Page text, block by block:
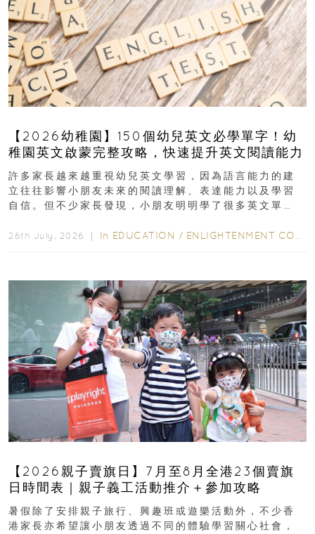
【2026幼稚園】150個幼兒英文必學單字！幼
稚園英文啟蒙完整攻略，快速提升英文閱讀能力
許多家長越來越重視幼兒英文學習，因為語言能力的建
立往往影響小朋友未來的閱讀理解、表達能力以及學習
自信。但不少家長發現，小朋友明明學了很多英文單
26th July, 2026 ｜ In EDUCATION / ENLIGHTENMENT CORNER
【2026親子賣旗日】7月至8月全港23個賣旗
日時間表｜親子義工活動推介＋參加攻略
暑假除了安排親子旅行、興趣班或遊樂活動外，不少香
港家長亦希望讓小朋友透過不同的體驗學習關心社會，